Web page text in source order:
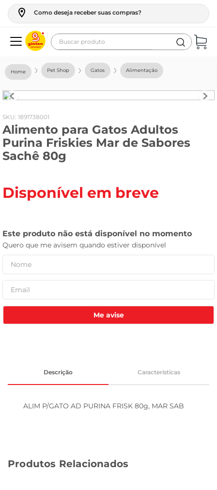
Como deseja receber suas compras?
Buscar produto
Pet Shop Gatos Alimentação
: 1891738001
Alimento para Gatos Adultos
Purina Friskies Mar de Sabores
Sachê 80g
Disponível em breve
Me avise
Descrição Características
ALIM P/GATO AD PURINA FRISK 80g, MAR SAB
Produtos Relacionados
geladeira
fogao
café
cerveja
leite
leite pó